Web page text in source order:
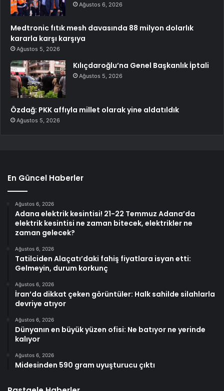
Ağustos 6, 2026
Medtronic fıtık mesh davasında 88 milyon dolarlık
kararla karşı karşıya
Ağustos 5, 2026
Kılıçdaroğlu’na Genel Başkanlık İptali
Ağustos 5, 2026
Özdağ: PKK affıyla millet olarak yine aldatıldık
Ağustos 5, 2026
En Güncel Haberler
Ağustos 6, 2026
Adana elektrik kesintisi! 21-22 Temmuz Adana’da
elektrik kesintisi ne zaman bitecek, elektrikler ne
zaman gelecek?
Ağustos 6, 2026
Tatilciden Alaçatı’daki fahiş fiyatlara isyan etti:
Gelmeyin, durum korkunç
Ağustos 6, 2026
İran’da dikkat çeken görüntüler: Halk sahilde silahlarla
devriye atıyor
Ağustos 6, 2026
Dünyanın en büyük yüzen ofisi: Ne batıyor ne yerinde
kalıyor
Ağustos 6, 2026
Midesinden 590 gram uyuşturucu çıktı